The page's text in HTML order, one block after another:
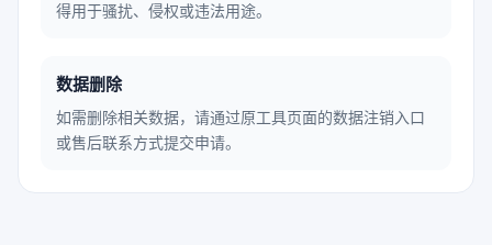
得用于骚扰、侵权或违法用途。
数据删除
如需删除相关数据，请通过原工具页面的数据注销入口
或售后联系方式提交申请。